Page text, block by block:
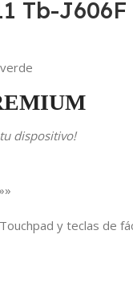
Tb-J606F
dispositivo!
y teclas de